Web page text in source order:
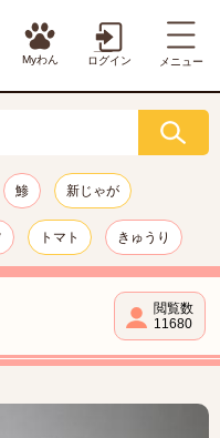
Myわん ログイン メニュー
鯵 新じゃが
トマト きゅうり
閲覧数
11680